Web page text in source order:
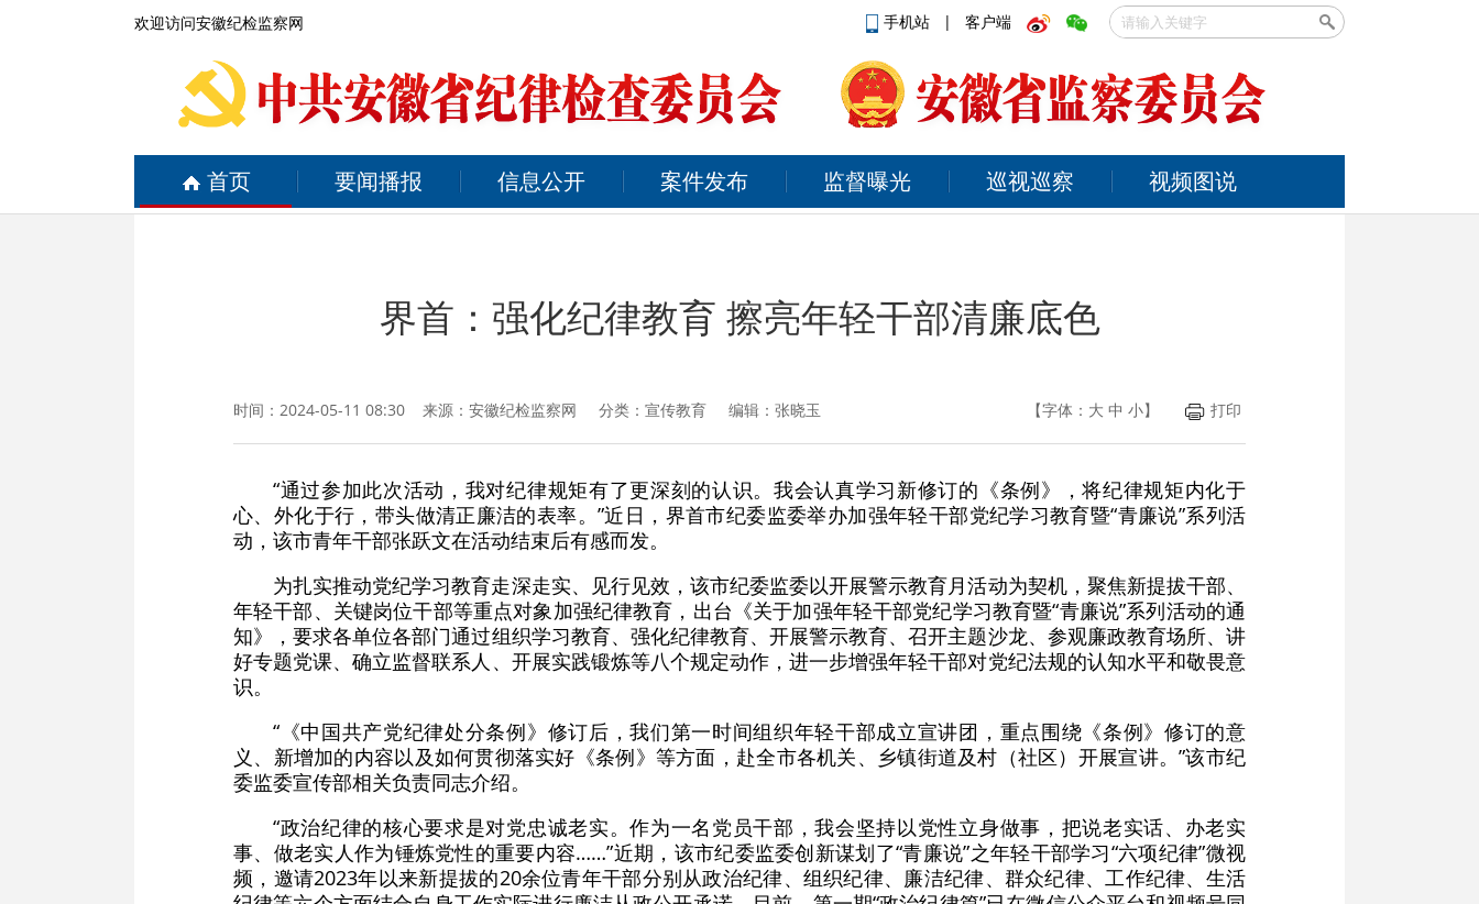
欢迎访问安徽纪检监察网 手机站 | 客户端
首页 要闻播报 信息公开 案件发布 监督曝光 巡视巡察 视频图说
界首：强化纪律教育 擦亮年轻干部清廉底色
时间：2024-05-11 08:30 来源： 安徽纪检监察网 分类：宣传教育 编辑：张晓玉 【字体： 大 中 小】 打印
“通过参加此次活动，我对纪律规矩有了更深刻的认识。我会认真学习新修订的《条例》，将纪律规矩内化于
心、外化于行，带头做清正廉洁的表率。”近日，界首市纪委监委举办加强年轻干部党纪学习教育暨“青廉说”系列活
动，该市青年干部张跃文在活动结束后有感而发。
为扎实推动党纪学习教育走深走实、见行见效，该市纪委监委以开展警示教育月活动为契机，聚焦新提拔干部、
年轻干部、关键岗位干部等重点对象加强纪律教育，出台《关于加强年轻干部党纪学习教育暨“青廉说”系列活动的通
知》，要求各单位各部门通过组织学习教育、强化纪律教育、开展警示教育、召开主题沙龙、参观廉政教育场所、讲
好专题党课、确立监督联系人、开展实践锻炼等八个规定动作，进一步增强年轻干部对党纪法规的认知水平和敬畏意
识。
“《中国共产党纪律处分条例》修订后，我们第一时间组织年轻干部成立宣讲团，重点围绕《条例》修订的意
义、新增加的内容以及如何贯彻落实好《条例》等方面，赴全市各机关、乡镇街道及村（社区）开展宣讲。”该市纪
委监委宣传部相关负责同志介绍。
“政治纪律的核心要求是对党忠诚老实。作为一名党员干部，我会坚持以党性立身做事，把说老实话、办老实
事、做老实人作为锤炼党性的重要内容……”近期，该市纪委监委创新谋划了“青廉说”之年轻干部学习“六项纪律”微视
频，邀请2023年以来新提拔的20余位青年干部分别从政治纪律、组织纪律、廉洁纪律、群众纪律、工作纪律、生活